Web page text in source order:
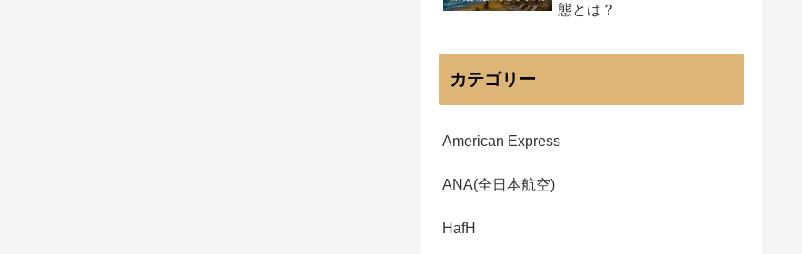
態とは？
カテゴリー
American Express
ANA(全日本航空)
HafH